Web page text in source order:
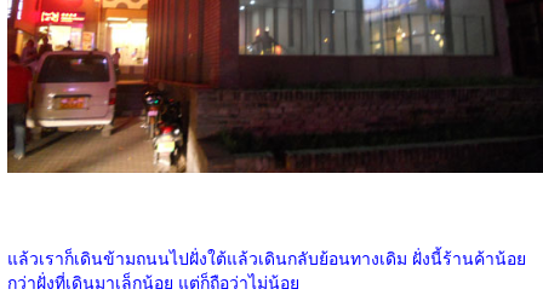
แล้วเราก็เดินข้ามถนนไปฝั่งใต้แล้วเดินกลับย้อนทางเดิม ฝั่งนี้ร้านค้าน้อย
กว่าฝั่งที่เดินมาเล็กน้อย แต่ก็ถือว่าไม่น้อย